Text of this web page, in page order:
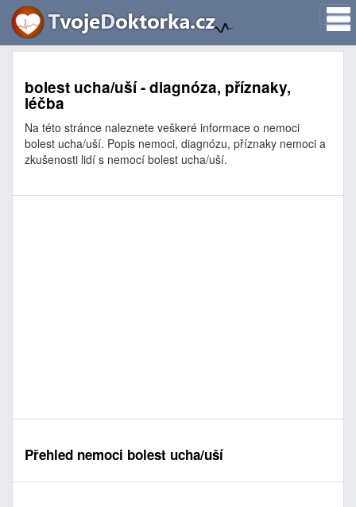
bolest ucha/uší - diagnóza, příznaky,
léčba
Na této stránce naleznete veškeré informace o nemoci
bolest ucha/uší. Popis nemoci, diagnózu, příznaky nemoci a
zkušenosti lidí s nemocí bolest ucha/uší.
Přehled nemoci bolest ucha/uší